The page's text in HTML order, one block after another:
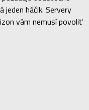
jeden háčik. Servery
vám nemusí povoliť